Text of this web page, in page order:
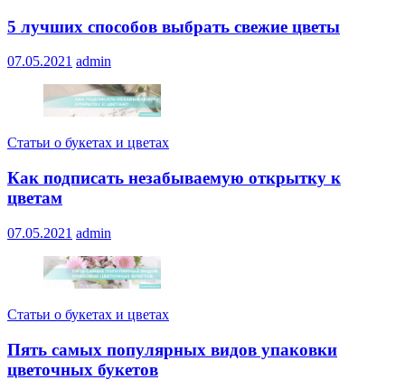
5 лучших способов выбрать свежие цветы
07.05.2021 admin
Статьи о букетах и цветах
Как подписать незабываемую открытку к
цветам
07.05.2021 admin
Статьи о букетах и цветах
Пять самых популярных видов упаковки
цветочных букетов